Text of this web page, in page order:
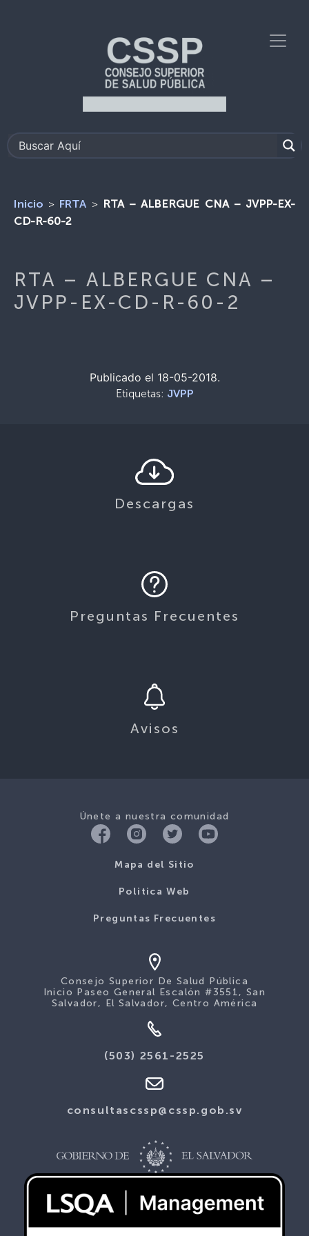
Inicio > FRTA > RTA – ALBERGUE CNA – JVPP-EX-
CD-R-60-2
RTA – ALBERGUE CNA –
JVPP-EX-CD-R-60-2
Publicado el 18-05-2018.
Etiquetas: JVPP
Descargas
Preguntas Frecuentes
Avisos
Únete a nuestra comunidad
Mapa del Sitio
Politica Web
Preguntas Frecuentes
Consejo Superior De Salud Pública
Inicio Paseo General Escalón #3551, San
Salvador, El Salvador, Centro América
(503) 2561-2525
consultascssp@cssp.gob.sv